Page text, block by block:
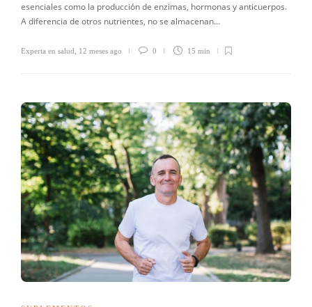
esenciales como la producción de enzimas, hormonas y anticuerpos.
A diferencia de otros nutrientes, no se almacenan…
Experta en salud 12 meses ago 0 15 min